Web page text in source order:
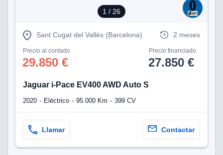
1 / 26
Sant Cugat del Vallès (Barcelona) 2 meses
Precio al contado
29.850 €
Precio financiado
27.850 €
Jaguar i-Pace EV400 AWD Auto S
2020 Eléctrico 95.000 Km 399 CV
Llamar Contactar